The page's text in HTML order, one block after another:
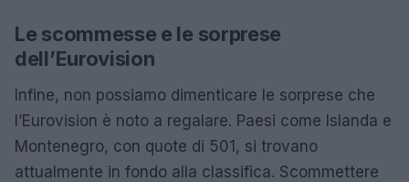
Le scommesse e le sorprese
dell’Eurovision
Infine, non possiamo dimenticare le sorprese che
l’Eurovision è noto a regalare. Paesi come Islanda e
Montenegro, con quote di 501, si trovano
attualmente in fondo alla classifica. Scommettere